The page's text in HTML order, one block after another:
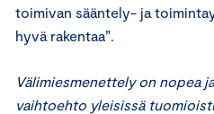
toimivan sääntely- ja
hyvä rakentaa”.
Välimiesmenettely on nopea
vaihtoehto yleisissä